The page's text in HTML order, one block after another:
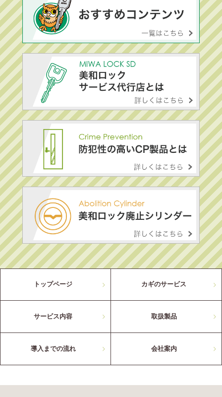
トップページ カギのサービス
サービス内容 取扱製品
導入までの流れ 会社案内